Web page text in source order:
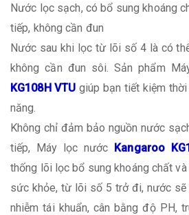
Nước lọc sạch, có bổ sung khoáng
tiếp, không cần đun
Nước sau khi lọc từ lõi số 4 là có
không cần đun sôi. Sản phẩm
KG108H VTU giúp bạn tiết kiệm
năng.
Không chỉ đảm bảo nguồn nước
tiếp, Máy lọc nước Kangaroo
thống lõi lọc bổ sung khoáng chất
sức khỏe, từ lõi số 5 trở đi, nước sẽ
nhiễm tái khuẩn, cân bằng độ PH,